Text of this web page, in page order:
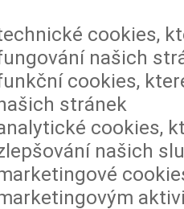
cookies,
našich
cookies,
stránek
cookies,
našich